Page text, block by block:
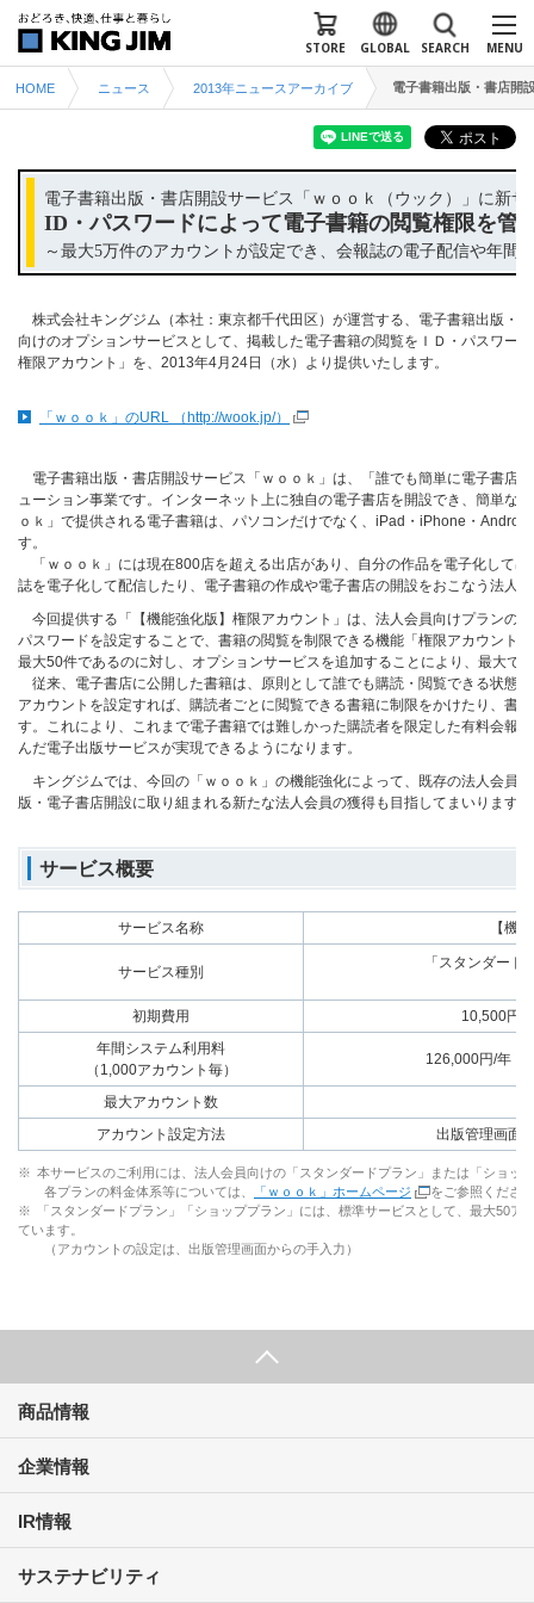
MENU
SEARCH
GLOBAL
STORE
HOME ニュース 2013年ニュースアーカイブ 電子書籍出版・書店開
電子書籍出版・書店開設サービス「ｗｏｏｋ（ウック）」に新サ
ID・パスワードによって電子書籍の閲覧権限を管
～最大5万件のアカウントが設定でき、会報誌の電子配信や年間
株式会社キングジム（本社：東京都千代田区）が運営する、電子書籍出版・
向けのオプションサービスとして、掲載した電子書籍の閲覧をＩＤ・パスワー
権限アカウント」を、2013年4月24日（水）より提供いたします。
「ｗｏｏｋ」のURL （http://wook.jp/）
電子書籍出版・書店開設サービス「ｗｏｏｋ」は、「誰でも簡単に電子書店
ューション事業です。インターネット上に独自の電子書店を開設でき、簡単な
ｏｋ」で提供される電子書籍は、パソコンだけでなく、iPad・iPhone・
す。
「ｗｏｏｋ」には現在800店を超える出店があり、自分の作品を電子化して
誌を電子化して配信したり、電子書籍の作成や電子書店の開設をおこなう法人
今回提供する「【機能強化版】権限アカウント」は、法人会員向けプランの
パスワードを設定することで、書籍の閲覧を制限できる機能「権限アカウント
最大50件であるのに対し、オプションサービスを追加することにより、最大で
従来、電子書店に公開した書籍は、原則として誰でも購読・閲覧できる状態
アカウントを設定すれば、購読者ごとに閲覧できる書籍に制限をかけたり、書
す。これにより、これまで電子書籍では難しかった購読者を限定した有料会報
んだ電子出版サービスが実現できるようになります。
キングジムでは、今回の「ｗｏｏｋ」の機能強化によって、既存の法人会員
版・電子書店開設に取り組まれる新たな法人会員の獲得も目指してまいります。
サービス概要
サービス名称 【機
サービス種別
「スタンダー
初期費用
10,500円(
年間システム利用料
（1,000アカウント毎）
126,000円/年（
最大アカウント数
アカウント設定方法
出版管理画面
※ 本サービスのご利用には、法人会員向けの「スタンダードプラン」または「ショッ
各プランの料金体系等については、
「ｗｏｏｋ」ホームページ
をご参照くださ
※
「スタンダードプラン」「ショッププラン」には、標準サービスとして、最大50
ています。
（アカウントの設定は、出版管理画面からの手入力）
商品情報
企業情報
IR情報
サステナビリティ